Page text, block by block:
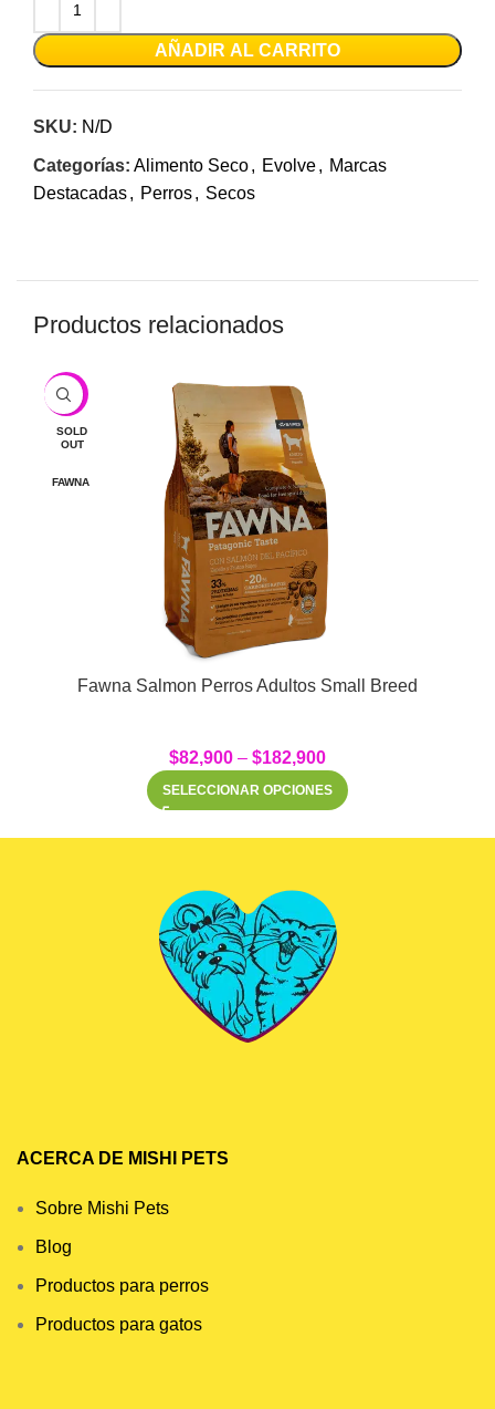
AÑADIR AL CARRITO
SKU: N/D
Categorías: Alimento Seco, Evolve, Marcas
Destacadas, Perros, Secos
Productos relacionados
-6%
SOLD
OUT
FAWNA
Fawna Salmon Perros Adultos Small Breed
$82,900 – $182,900
SELECCIONAR OPCIONES
ACERCA DE MISHI PETS
Sobre Mishi Pets
Blog
Productos para perros
Productos para gatos